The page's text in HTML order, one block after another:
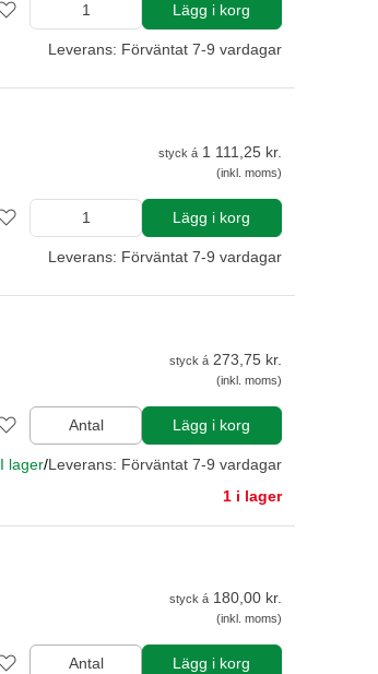
Lägg i korg
Leverans: Förväntat 7-9 vardagar
styck á 1 111,25 kr.
(inkl. moms)
Lägg i korg
Leverans: Förväntat 7-9 vardagar
styck á 273,75 kr.
(inkl. moms)
Antal Lägg i korg
I lager/Leverans: Förväntat 7-9 vardagar
1 i lager
styck á 180,00 kr.
(inkl. moms)
Antal Lägg i korg